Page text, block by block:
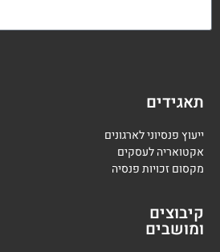
תאגידים
ייעוץ פנסיוני לארגונים
אקטואריה לעסקים
מקסום זכויות פנסיה
קיבוצים
ומושבים